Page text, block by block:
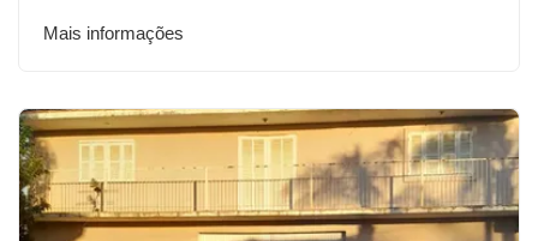
Mais informações